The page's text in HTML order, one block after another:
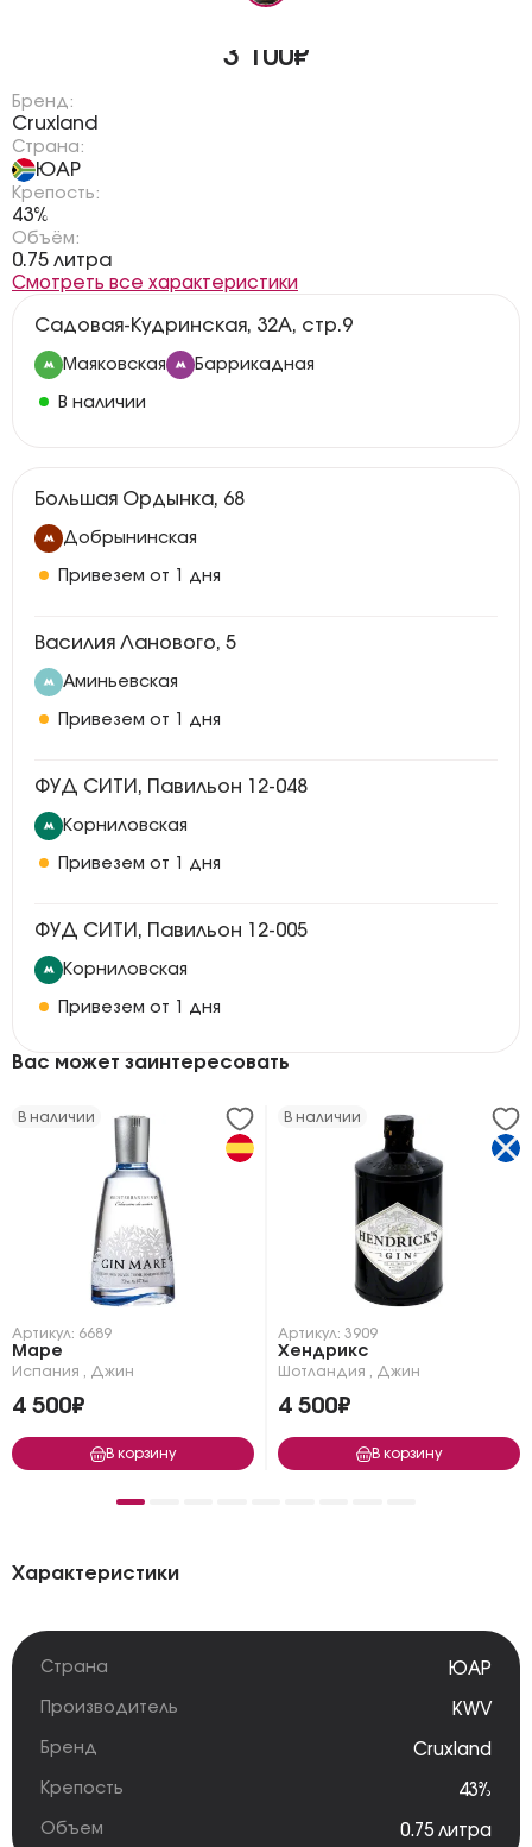
3 100₽
Бренд:
Cruxland
Страна:
ЮАР
Крепость:
43%
Объём:
0.75 литра
Смотреть все характеристики
Садовая-Кудринская, 32А, стр.9
Маяковская Баррикадная
В наличии
Большая Ордынка, 68
Добрынинская
Привезем от 1 дня
Василия Ланового, 5
Аминьевская
Привезем от 1 дня
ФУД СИТИ, Павильон 12-048
Корниловская
Привезем от 1 дня
ФУД СИТИ, Павильон 12-005
Корниловская
Привезем от 1 дня
Вас может заинтересовать
В наличии
Артикул: 6689
Маре
Испания Джин
4 500₽
В корзину
В наличии
Артикул: 3909
Хендрикс
Шотландия Джин
4 500₽
В корзину
Характеристики
Страна ЮАР
Производитель KWV
Бренд Cruxland
Крепость 43%
Объем 0.75 литра